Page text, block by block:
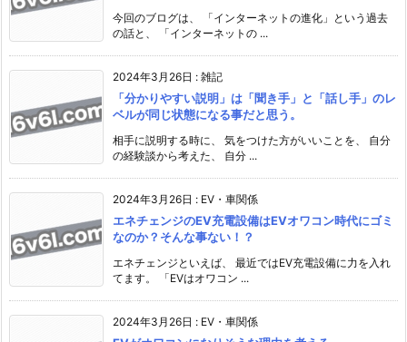
今回のブログは、 「インターネットの進化」という過去
の話と、 「インターネットの ...
2024年3月26日 : 雑記
「分かりやすい説明」は「聞き手」と「話し手」のレ
ベルが同じ状態になる事だと思う。
相手に説明する時に、 気をつけた方がいいことを、 自分
の経験談から考えた、 自分 ...
2024年3月26日 : EV・車関係
エネチェンジのEV充電設備はEVオワコン時代にゴミ
なのか？そんな事ない！？
エネチェンジといえば、 最近ではEV充電設備に力を入れ
てます。 「EVはオワコン ...
2024年3月26日 : EV・車関係